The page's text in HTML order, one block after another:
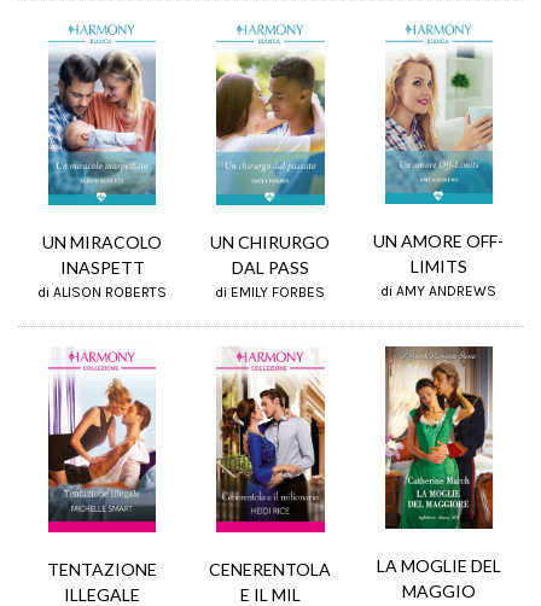
UN MIRACOLO
INASPETT
di ALISON ROBERTS
UN CHIRURGO
DAL PASS
di EMILY FORBES
UN AMORE OFF-
LIMITS
di AMY ANDREWS
TENTAZIONE
ILLEGALE
CENERENTOLA
E IL MIL
LA MOGLIE DEL
MAGGIO